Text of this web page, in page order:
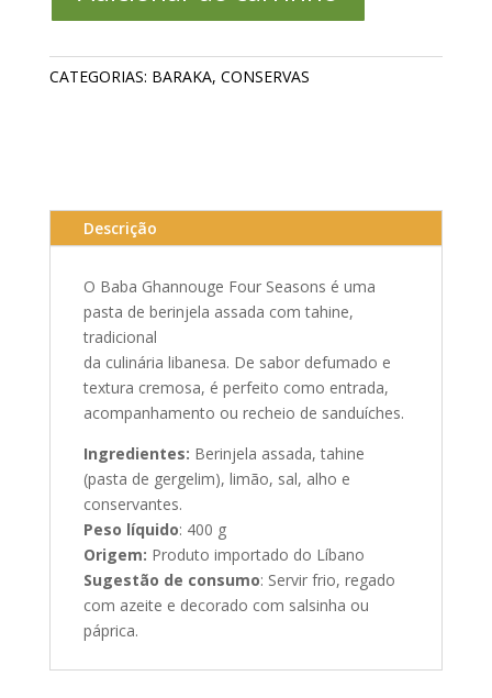
Estações)
400
CATEGORIAS: BARAKA, CONSERVAS
Descrição
O Baba Ghannouge Four Seasons é uma
pasta de berinjela assada com tahine,
tradicional
da culinária libanesa. De sabor defumado e
textura cremosa, é perfeito como entrada,
acompanhamento ou recheio de sanduíches.
Ingredientes: Berinjela assada, tahine
(pasta de gergelim), limão, sal, alho e
conservantes.
Peso líquido: 400 g
Origem: Produto importado do Líbano
Sugestão de consumo: Servir frio, regado
com azeite e decorado com salsinha ou
páprica.